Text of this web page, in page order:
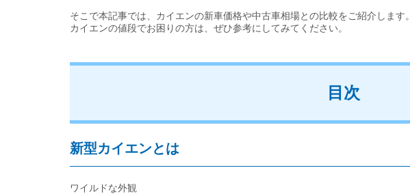
そこで本記事では、カイエンの新車価格や中古車相場との比較をご紹介します。
カイエンの値段でお困りの方は、ぜひ参考にしてみてください。
目次
新型カイエンとは
ワイルドな外観